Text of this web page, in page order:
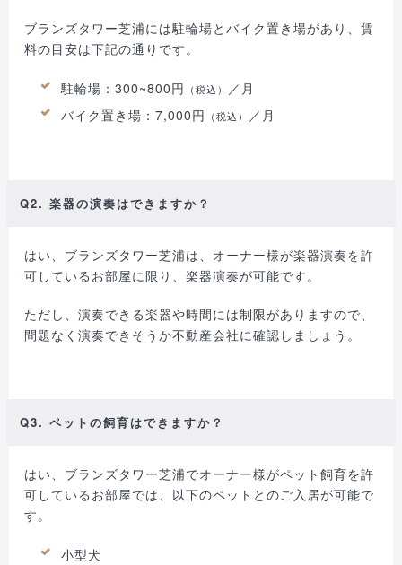
ブランズタワー芝浦には駐輪場とバイク置き場があり、賃
料の目安は下記の通りです。
駐輪場：300~800円 （税込）
／月
バイク置き場：7,000円 （税込） ／月
Q2. 楽器の演奏はできますか？
はい、ブランズタワー芝浦は、オーナー様が楽器演奏を許
可しているお部屋に限り、楽器演奏が可能です。
ただし、演奏できる楽器や時間には制限がありますので、
問題なく演奏できそうか不動産会社に確認しましょう。
Q3. ペットの飼育はできますか？
はい、ブランズタワー芝浦でオーナー様がペット飼育を許
可しているお部屋では、以下のペットとのご入居が可能で
す。
小型犬